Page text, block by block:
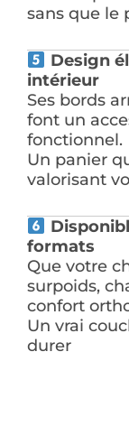
sans que le
Design
intérieur
Ses bords
font un
fonctionnel.
Un panier
valorisant
formats
Que votre
surpoids,
confort
Un vrai
durer